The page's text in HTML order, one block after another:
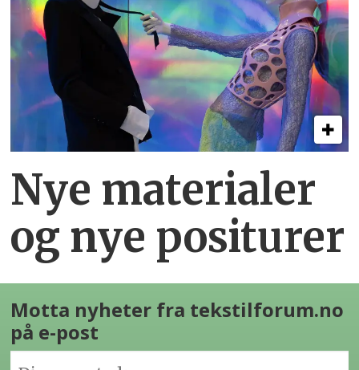
Nye materialer
og nye positurer
Motta nyheter fra tekstilforum.no
på e-post